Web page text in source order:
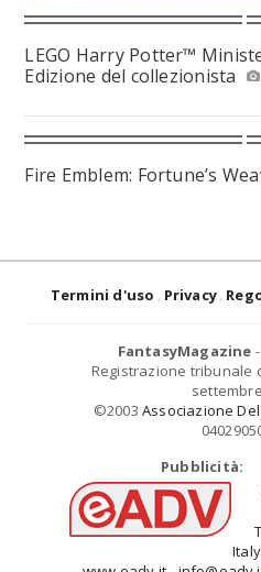
LEGO Harry Potter™
Edizione del collezionista
Fire Emblem: Fortune’s
Termini d'uso Privacy
FantasyMagazine
Registrazione tribunale
©2003 Associazione
Pubblicità:
Italy